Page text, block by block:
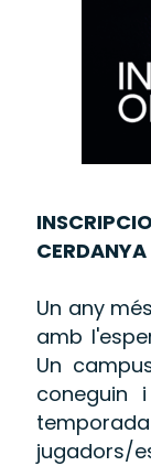
Un any
amb
Un
coneguin
jugadors/